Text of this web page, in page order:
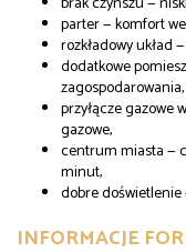
parter — komfort
rozkładowy układ
dodatkowe
zagospodarowania,
przyłącze gazowe
gazowe,
centrum miasta —
minut,
dobre
INFORMACJE